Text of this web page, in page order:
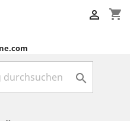
shopping_cart

